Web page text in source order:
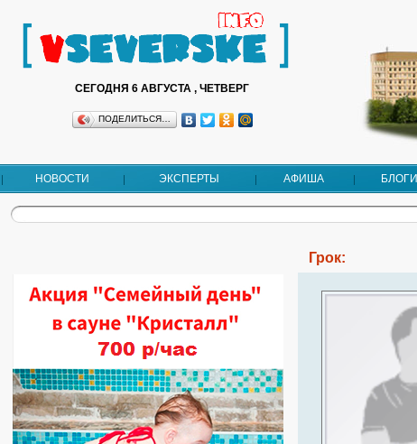
СЕГОДНЯ 6 АВГУСТА , ЧЕТВЕРГ
ПОДЕЛИТЬСЯ…
НОВОСТИ ЭКСПЕРТЫ АФИША БЛОГИ
Грок: